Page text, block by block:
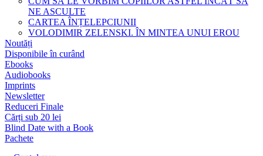
NE ASCULTE
CARTEA ÎNȚELEPCIUNII
VOLODIMIR ZELENSKI. ÎN MINTEA UNUI EROU
Noutăți
Disponibile în curând
Ebooks
Audiobooks
Imprints
Newsletter
Reduceri Finale
Cărți sub 20 lei
Blind Date with a Book
Pachete